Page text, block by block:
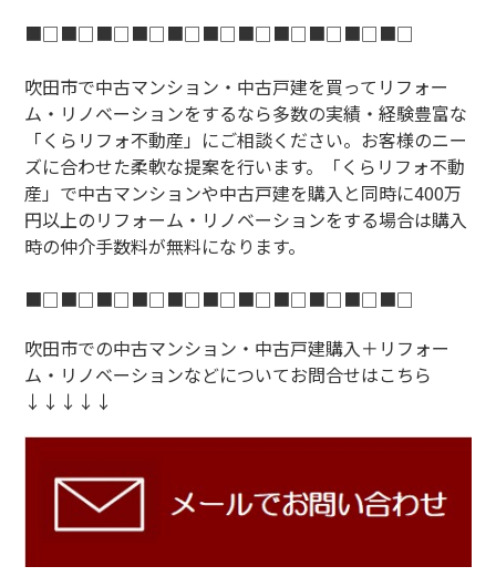
■□■□■□■□■□■□■□■□■□■□■□
吹田市で中古マンション・中古戸建を買ってリフォー
ム・リノベーションをするなら多数の実績・経験豊富な
「くらリフォ不動産」にご相談ください。お客様のニー
ズに合わせた柔軟な提案を行います。「くらリフォ不動
産」で中古マンションや中古戸建を購入と同時に400万
円以上のリフォーム・リノベーションをする場合は購入
時の仲介手数料が無料になります。
■□■□■□■□■□■□■□■□■□■□■□
吹田市での中古マンション・中古戸建購入＋リフォー
ム・リノベーションなどについてお問合せはこちら
↓↓↓↓↓